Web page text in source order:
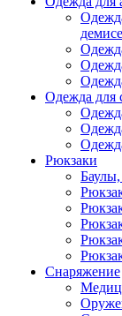
Одежда для
Рюкзаки
Снаряжение